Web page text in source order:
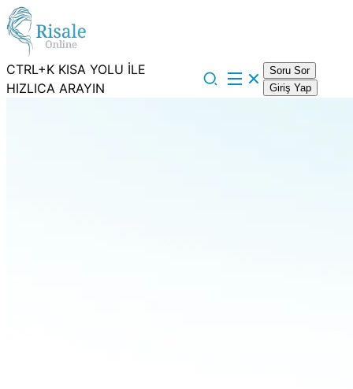
CTRL+K KISA YOLU İLE
HIZLICA ARAYIN
Soru Sor
Giriş Yap